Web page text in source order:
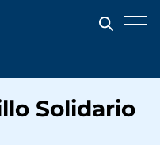
Solidario